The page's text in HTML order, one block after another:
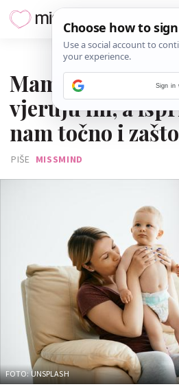
Mame obožavaju
vjeruju im, a
nam točno i zašto
PIŠE MISSMIND
FOTO: UNSPLASH
Sign in